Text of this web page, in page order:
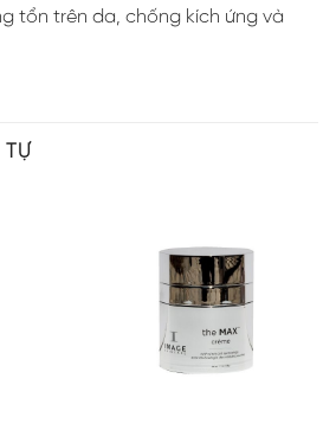
tổn trên da, chống kích ứng và
TỰ